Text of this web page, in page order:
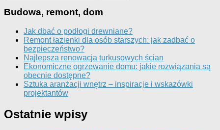
Budowa, remont, dom
Jak dbać o podłogi drewniane?
Remont łazienki dla osób starszych: jak zadbać o
bezpieczeństwo?
Najlepsza renowacja turkusowych ścian
Ekonomiczne ogrzewanie domu: jakie rozwiązania są
obecnie dostępne?
Sztuka aranżacji wnętrz – inspiracje i wskazówki
projektantów
Ostatnie wpisy